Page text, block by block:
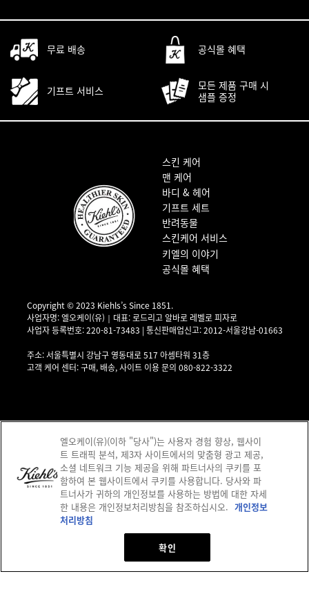
무료 배송 공식몰 혜택
기프트 서비스
모든 제품 구매 시
샘플 증정
스킨 케어
맨 케어
바디 & 헤어
기프트 세트
반려동물
스킨케어 서비스
키엘의 이야기
공식몰 혜택
Copyright © 2023 Kiehls’s Since 1851.
사업자명: 엘오케이(유)｜대표: 로드리고 알바로 레벨로 피자로
사업자 등록번호: 220-81-73483 | 통신판매업신고: 2012-서울강남-01663
주소: 서울특별시 강남구 영동대로 517 아셈타워 31층
고객 케어 센터: 구매, 배송, 사이트 이용 문의 080-822-3322
제이피모간 체이스은행 구매안전 서비스(채무지급보증) 고객님은 안전거래를 위해 현
금 결제한 금액에 대해 저희 쇼핑몰에서 가입한 제이피모간 체이스은행 구매안전서비
스
개인정보처리방침
주문/배송 조회
엘오케이(유)(이하 "당사")는 사용자 경험 향상, 웹사이
트 트래픽 분석, 제3자 사이트에서의 맞춤형 광고 제공,
소셜 네트워크 기능 제공을 위해 파트너사의 쿠키를 포
함하여 본 웹사이트에서 쿠키를 사용합니다. 당사와 파
트너사가 귀하의 개인정보를 사용하는 방법에 대한 자세
한 내용은 개인정보처리방침을 참조하십시오. 개인정보
처리방침
확인